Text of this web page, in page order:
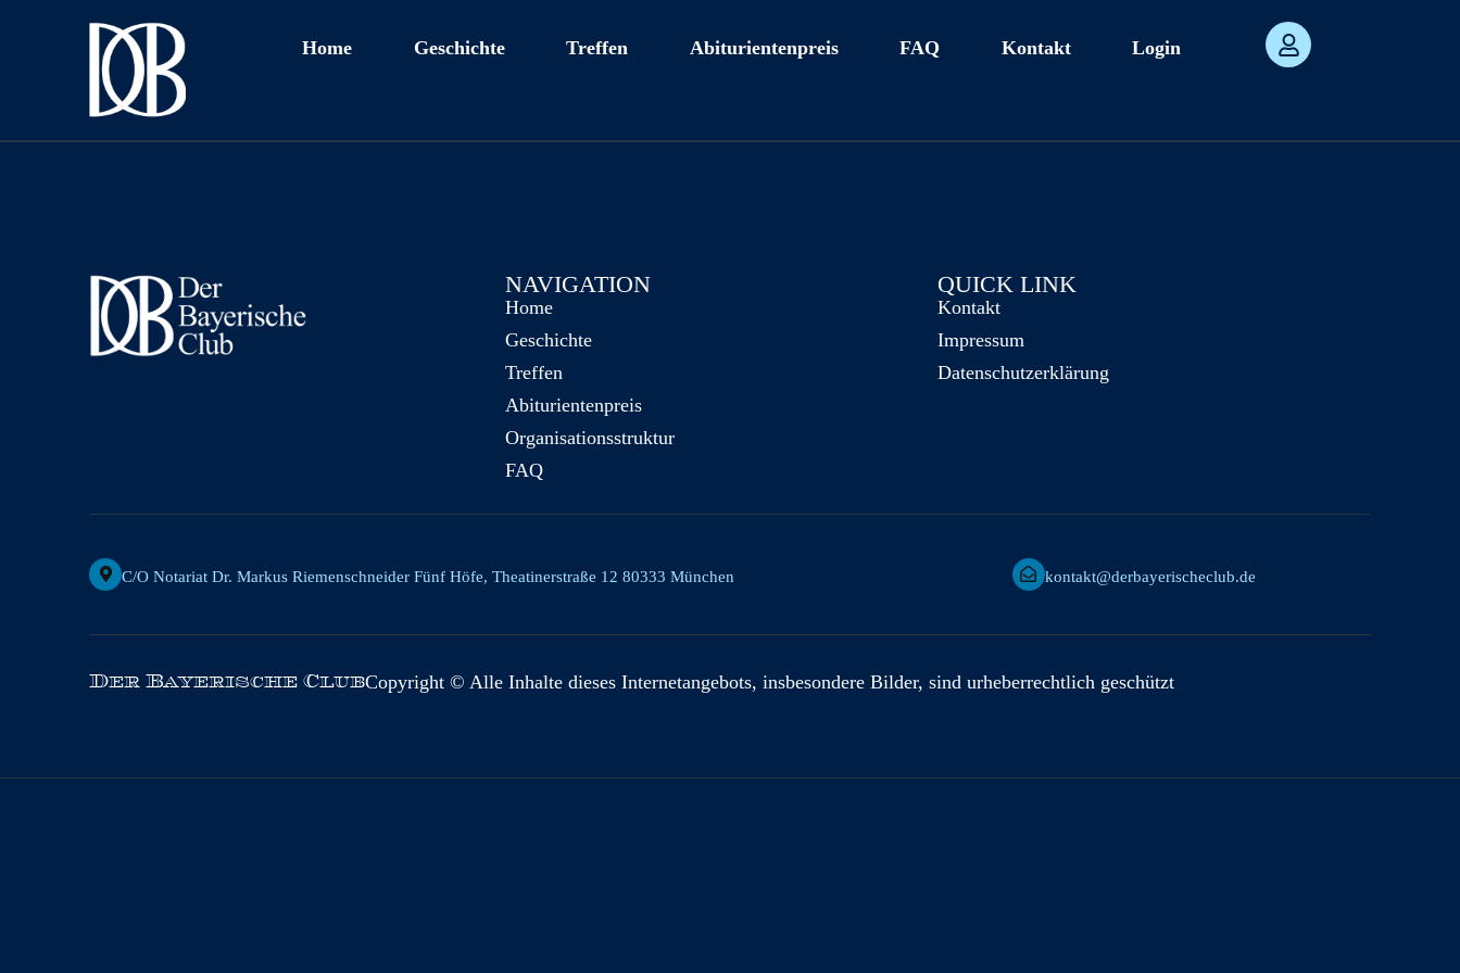
Home Geschichte Treffen Abiturientenpreis FAQ Kontakt Login
NAVIGATION
Home
Geschichte
Treffen
Abiturientenpreis
Organisationsstruktur
FAQ
QUICK LINK
Kontakt
Impressum
Datenschutzerklärung
C/o Notariat Dr. Markus Riemenschneider Fünf Höfe, Theatinerstraße 12 80333 München kontakt@derbayerischeclub.de
Der Bayerische ClubCopyright © Alle Inhalte dieses Internetangebots, insbesondere Bilder, sind urheberrechtlich geschützt